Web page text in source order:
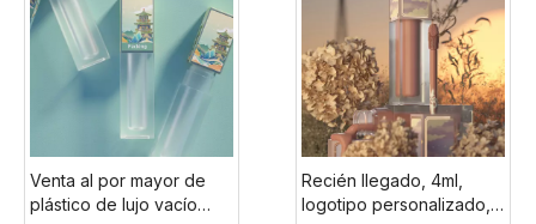
Venta al por mayor de
plástico de lujo vacío
Recién llegado, 4ml,
logotipo personalizado,